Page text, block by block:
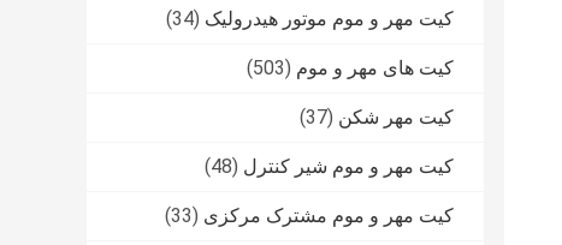
کیت مهر و موم موتور هیدرولیک (34)
کیت های مهر و موم (503)
کیت مهر شکن (37)
کیت مهر و موم شیر کنترل (48)
کیت مهر و موم مشترک مرکزی (33)